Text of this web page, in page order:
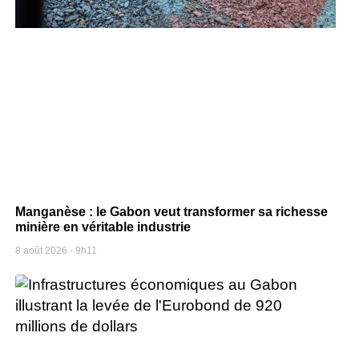
Manganèse : le Gabon veut transformer sa richesse
minière en véritable industrie
8 août 2026 9h11